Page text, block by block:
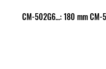
CM-502G6...: 180 mm CM-